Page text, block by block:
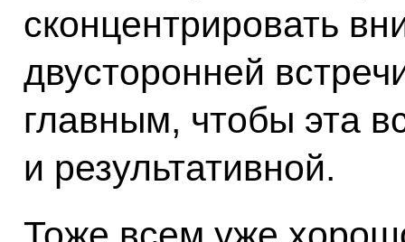
сконцентрировать
двусторонней
главным, чтобы эта
и результативной.